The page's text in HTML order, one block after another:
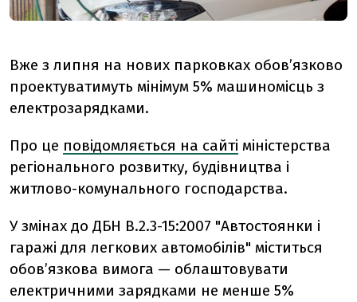
Вже з липня на нових парковках обов’язково
проектуватимуть мінімум 5% машиномісць з
електрозарядками.
Про це повідомляється на сайті міністерства
регіонального розвитку, будівництва і
житлово-комунального господарства.
У змінах до ДБН В.2.3-15:2007 "Автостоянки і
гаражі для легкових автомобілів" міститься
обов’язкова вимога — облаштовувати
електричними зарядками не менше 5%